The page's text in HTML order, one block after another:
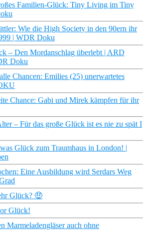
Familien-Glück: Tiny Living im Tiny
Wie die High Society in den 90ern ihr
| WDR Doku
– Den Mordanschlag überlebt | ARD
Doku
Chancen: Emilies (25) unerwartetes
Chance: Gabi und Mirek kämpfen für ihr
– Für das große Glück ist es nie zu spät I
Glück zum Traumhaus in London! |
Eine Ausbildung wird Serdars Weg
Glück? 🤑
Glück!
Marmeladengläser auch ohne